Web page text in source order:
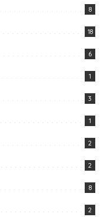
8
18
6
1
3
1
2
2
8
2